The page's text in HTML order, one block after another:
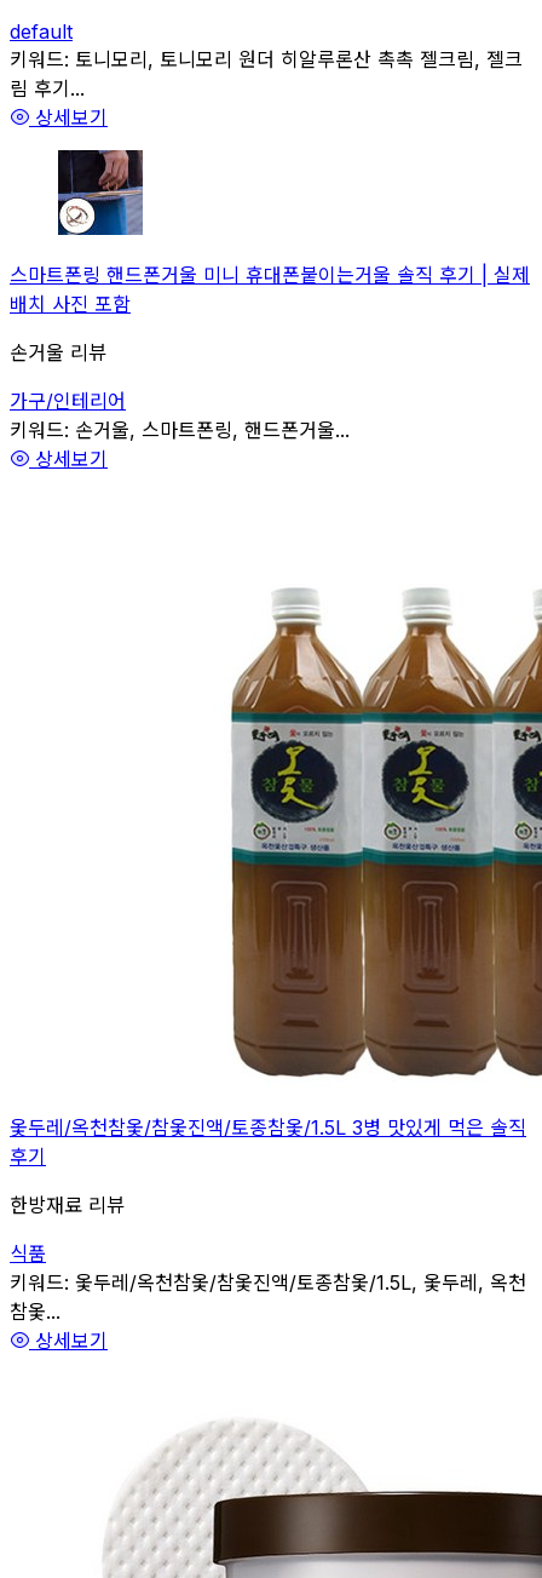
default
관련
키워드: 토니모리, 토니모리 원더 히알루론산 촉촉 젤크림, 젤크
림 후기...
상세보기
스마트폰링 핸드폰거울 미니 휴대폰붙이는거울 솔직 후기 | 실제
배치 사진 포함
손거울 리뷰
가구/인테리어
관련
키워드: 손거울, 스마트폰링, 핸드폰거울...
상세보기
옻두레/옥천참옻/참옻진액/토종참옻/1.5L 3병 맛있게 먹은 솔직
후기
한방재료 리뷰
식품
관련
키워드: 옻두레/옥천참옻/참옻진액/토종참옻/1.5L, 옻두레, 옥천
참옻...
상세보기